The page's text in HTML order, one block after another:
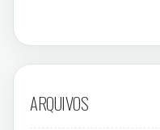
ARQUIVOS